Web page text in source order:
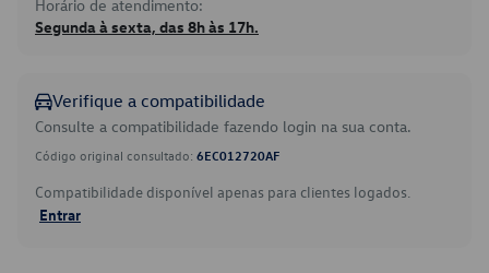
Horário de atendimento:
Segunda à sexta, das 8h às 17h.
Verifique a compatibilidade
Consulte a compatibilidade fazendo login na sua conta.
Código original consultado: 6EC012720AF
Compatibilidade disponível apenas para clientes logados.
Entrar